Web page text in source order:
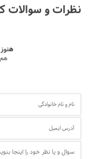
نظرات و سوالات